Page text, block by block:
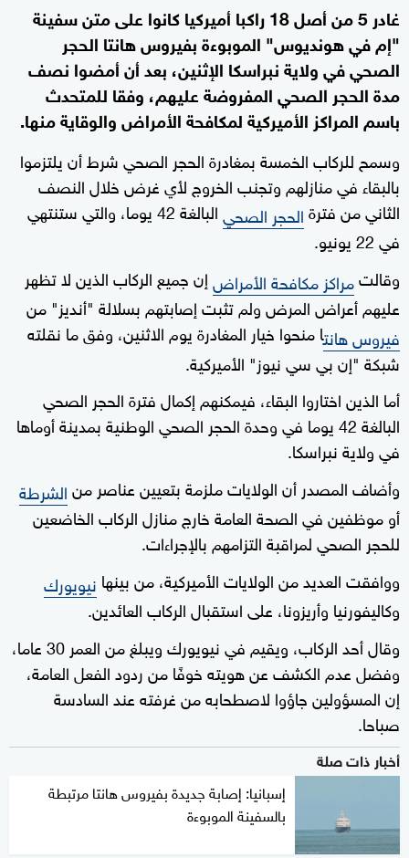
غادر 5 من أصل 18 راكبا أميركيا كانوا على متن سفينة
"إم في هونديوس" الموبوءة بفيروس هانتا الحجر
الصحي في ولاية نبراسكا الإثنين، بعد أن أمضوا نصف
مدة الحجر الصحي المفروضة عليهم، وفقا للمتحدث
باسم المراكز الأميركية لمكافحة الأمراض والوقاية منها.
وسمح للركاب الخمسة بمغادرة الحجر الصحي شرط أن يلتزموا
بالبقاء في منازلهم وتجنب الخروج لأي غرض خلال النصف
الثاني من فترةالحجر الصحي
البالغة 42 يوما، والتي ستنتهي
في 22 يونيو.
وقالتمراكز مكافحة الأمراضإن جميع الركاب الذين لا تظهر
عليهم أعراض المرض ولم تثبت إصابتهم بسلالة "أنديز" من
فيروس هانتا منحوا خيار المغادرة يوم الاثنين، وفق ما نقلته
شبكة "إن بي سي نيوز" الأميركية.
أما الذين اختاروا البقاء، فيمكنهم إكمال فترة الحجر الصحي
البالغة 42 يوما في وحدة الحجر الصحي الوطنية بمدينة أوماها
في ولاية نبراسكا.
وأضاف المصدر أن الولايات ملزمة بتعيين عناصر منالشرطة
أو موظفين في الصحة العامة خارج منازل الركاب الخاضعين
للحجر الصحي لمراقبة التزامهم بالإجراءات.
ووافقت العديد من الولايات الأميركية، من بينها نيويورك
وكاليفورنيا وأريزونا، على استقبال الركاب العائدين.
وقال أحد الركاب، ويقيم في نيويورك ويبلغ من العمر 30 عاما،
وفضل عدم الكشف عن هويته خوفًا من ردود الفعل العامة،
إن المسؤولين جاؤوا لاصطحابه من غرفته عند السادسة
صباحا.
أخبار ذات صلة
إسبانيا: إصابة جديدة بفيروس هانتا مرتبطة
بالسفينة الموبوءة